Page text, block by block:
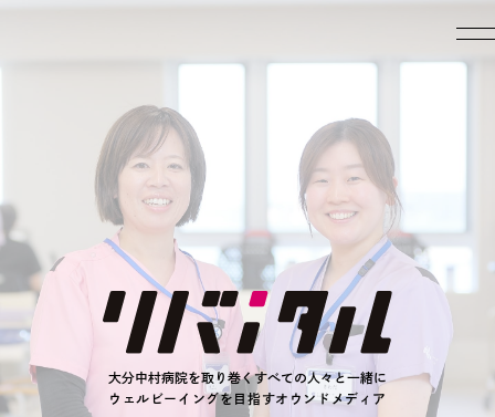
大分中村病院を取り巻くすべての人々と一緒に
ウェルビーイングを目指すオウンドメディア